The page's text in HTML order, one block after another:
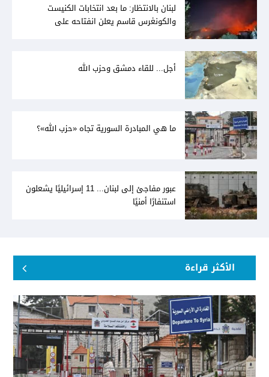
لبنان بالانتظار: ما بعد انتخابات الكنيست
والكونغرس قاسم يعلن انفتاحه على
أجل... للقاء دمشق وحزب الله
ما هي المبادرة السورية تجاه «حزب الله»؟
عبور مفاجئ إلى لبنان... 11 إسرائيليًا يشعلون
استنفارًا أمنيًا
الأكثر قراءة